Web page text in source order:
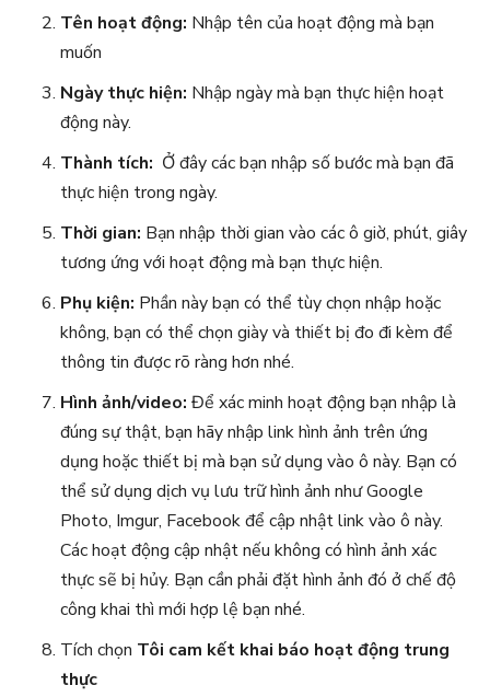
Tên hoạt động: Nhập tên của hoạt động mà bạn
muốn
Ngày thực hiện: Nhập ngày mà bạn thực hiện hoạt
động này.
Thành tích: Ở đây các bạn nhập số bước mà bạn đã
thực hiện trong ngày.
Thời gian: Bạn nhập thời gian vào các ô giờ, phút, giây
tương ứng với hoạt động mà bạn thực hiện.
Phụ kiện: Phần này bạn có thể tùy chọn nhập hoặc
không, bạn có thể chọn giày và thiết bị đo đi kèm để
thông tin được rõ ràng hơn nhé.
Hình ảnh/video: Để xác minh hoạt động bạn nhập là
đúng sự thật, bạn hãy nhập link hình ảnh trên ứng
dụng hoặc thiết bị mà bạn sử dụng vào ô này. Bạn có
thể sử dụng dịch vụ lưu trữ hình ảnh như Google
Photo, Imgur, Facebook để cập nhật link vào ô này.
Các hoạt động cập nhật nếu không có hình ảnh xác
thực sẽ bị hủy. Bạn cần phải đặt hình ảnh đó ở chế độ
công khai thì mới hợp lệ bạn nhé.
Tích chọn Tôi cam kết khai báo hoạt động trung
thực